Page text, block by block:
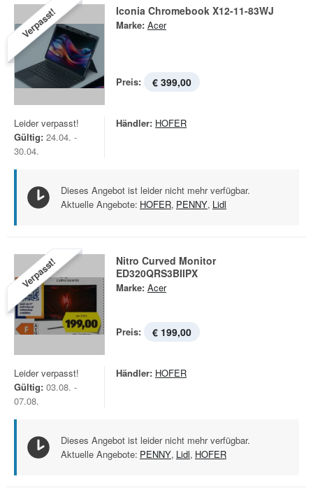
Verpasst! Iconia Chromebook X12-11-83WJ
Marke: Acer
Preis: € 399,00
Leider verpasst!
Gültig: 24.04. -
30.04.
Händler: HOFER
Dieses Angebot ist leider nicht mehr verfügbar.
Aktuelle Angebote: HOFER, PENNY, Lidl
Verpasst!
Nitro Curved Monitor
ED320QRS3BIIPX
Marke: Acer
Preis: € 199,00
Leider verpasst!
Gültig: 03.08. -
07.08.
Händler: HOFER
Dieses Angebot ist leider nicht mehr verfügbar.
Aktuelle Angebote: PENNY, Lidl, HOFER